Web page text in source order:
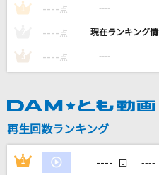
[生音]さくら(独唱)
Transmit
Dios/シグナルP feat.鏡音リン
1 ---- 点 ----
---- 点 ----
3 ---- 点 ----
再生回数ランキング
1 ---- 回 ----